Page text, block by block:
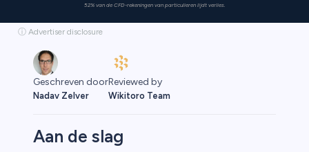
52% van de CFD-rekeningen van particulieren lijdt verlies.
ⓘ Advertiser disclosure
Geschreven door
Nadav Zelver
Reviewed by
Wikitoro Team
Aan de slag